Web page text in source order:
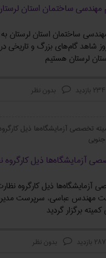
ساختمان استان
ساختمان استان لرستان به
شاهد گام‌های بزرگ و تاریخی
لرستان هستیم
234 بازدید  بدون نظر
تخصصی آزمایشگاه‌ها ذیل
آزمایشگاه‌ها ذیل
آزمایشگاه‌ها ذیل کارگروه
مهندس عباسی، سرپرست
برگزار گردید
287 بازدید  بدون نظر